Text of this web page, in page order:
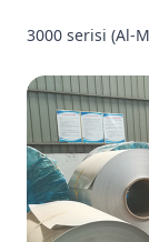
3000 serisi (Al-